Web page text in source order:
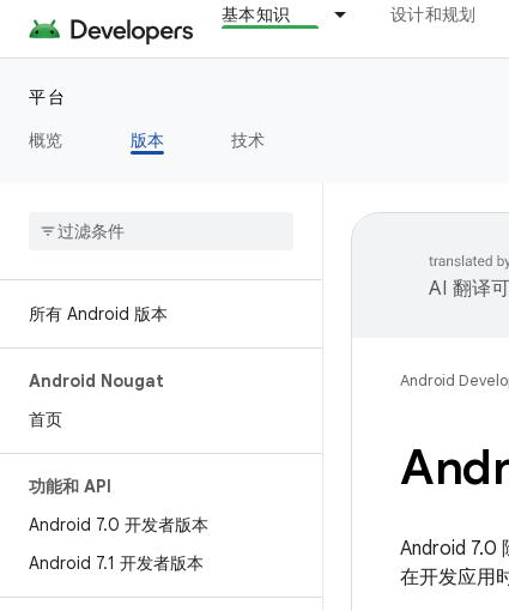
基本知识 设计和规划
平台
概览
版本 技术
所有 Android 版本
Android Nougat
首页
功能和 API
Android 7.0 开发者版本
Android 7.1 开发者版本
AI 翻译
Android
Android 7.0
在开发应用